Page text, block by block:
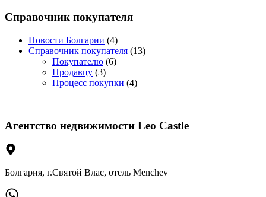
Справочник покупателя
Новости Болгарии (4)
Справочник покупателя (13)
Покупателю (6)
Продавцу (3)
Процесс покупки (4)
Агентство недвижимости Leo Castle
Болгария, г.Святой Влас, отель Menchev